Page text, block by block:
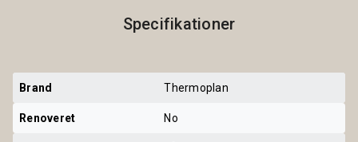
Specifikationer
Brand Thermoplan
Renoveret No